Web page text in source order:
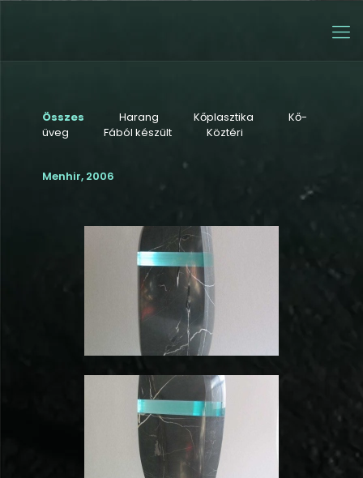
Összes Harang Kőplasztika
Kő-
üveg
Fából készült Köztéri
Menhir, 2006